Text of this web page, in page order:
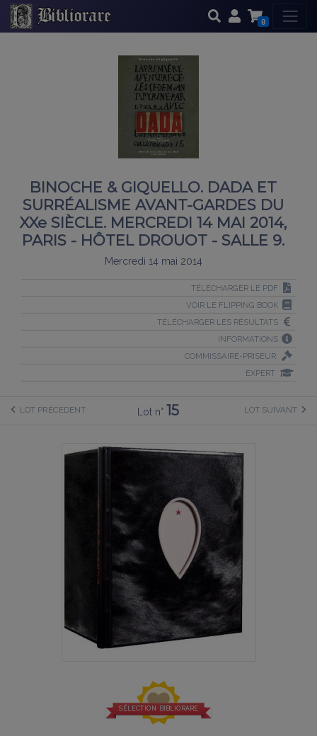
0
BINOCHE & GIQUELLO. DADA ET
SURRÉALISME AVANT-GARDES DU
XXe SIÈCLE. MERCREDI 14 MAI 2014,
PARIS - HÔTEL DROUOT - SALLE 9.
Mercredi 14 mai 2014
TÉLÉCHARGER LE PDF
VOIR LE FLIPPING BOOK
TÉLÉCHARGER LES RÉSULTATS
INFORMATIONS
COMMISSAIRE-PRISEUR
EXPERT
LOT PRÉCÉDENT Lot n° 15 LOT SUIVANT
SÉLECTION BIBLIORARE